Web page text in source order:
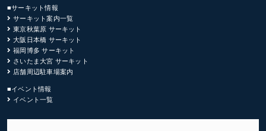
■サーキット情報
サーキット案内一覧
東京秋葉原 サーキット
大阪日本橋 サーキット
福岡博多 サーキット
さいたま大宮 サーキット
店舗周辺駐車場案内
■イベント情報
イベント一覧